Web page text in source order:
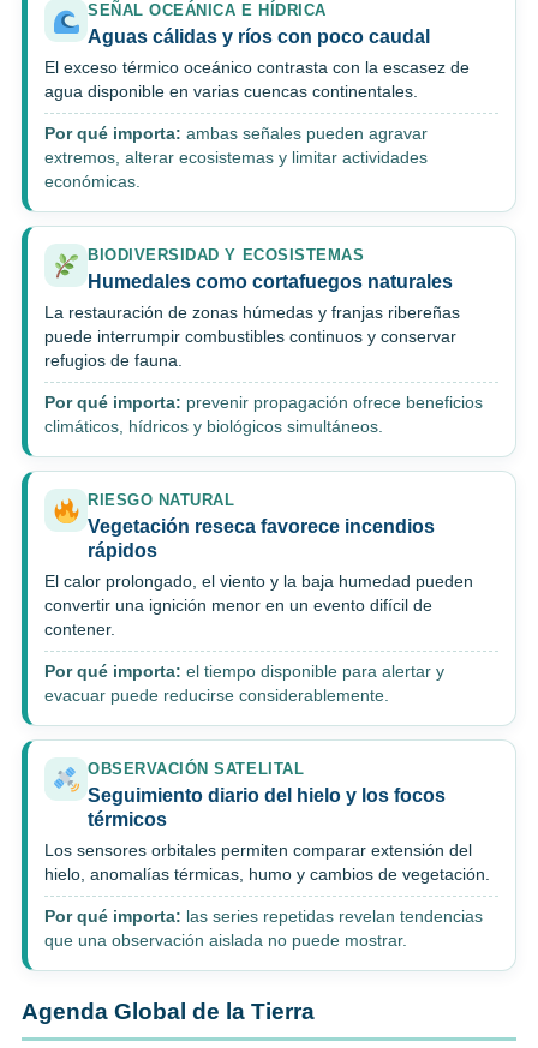
SEÑAL OCEÁNICA E HÍDRICA
Aguas cálidas y ríos con poco caudal
El exceso térmico oceánico contrasta con la escasez de
agua disponible en varias cuencas continentales.
Por qué importa: ambas señales pueden agravar
extremos, alterar ecosistemas y limitar actividades
económicas.
BIODIVERSIDAD Y ECOSISTEMAS
Humedales como cortafuegos naturales
La restauración de zonas húmedas y franjas ribereñas
puede interrumpir combustibles continuos y conservar
refugios de fauna.
Por qué importa: prevenir propagación ofrece beneficios
climáticos, hídricos y biológicos simultáneos.
RIESGO NATURAL
Vegetación reseca favorece incendios
rápidos
El calor prolongado, el viento y la baja humedad pueden
convertir una ignición menor en un evento difícil de
contener.
Por qué importa: el tiempo disponible para alertar y
evacuar puede reducirse considerablemente.
OBSERVACIÓN SATELITAL
Seguimiento diario del hielo y los focos
térmicos
Los sensores orbitales permiten comparar extensión del
hielo, anomalías térmicas, humo y cambios de vegetación.
Por qué importa: las series repetidas revelan tendencias
que una observación aislada no puede mostrar.
Agenda Global de la Tierra